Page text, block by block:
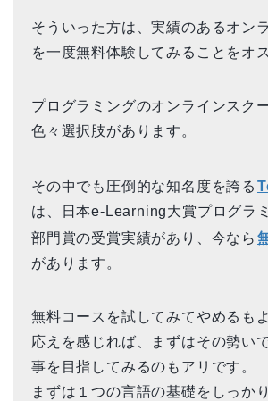
そういった方は、実績のあるオン
を一度無料体験してみることをオ
プログラミングのオンラインスク
色々選択肢があります。
その中でも圧倒的な知名度を誇る
は、日本e-Learning大賞プログラ
部門賞の受賞実績があり、今なら
があります。
無料コースを試してみてやめるも
応えを感じれば、まずはその勢い
事を目指してみるのもアリです。
まずは１つの言語の基礎をしっか